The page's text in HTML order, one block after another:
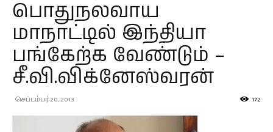
பொதுநலவாய
மாநாட்டில் இந்தியா
பங்கேற்க வேண்டும் –
சீ.வி.விக்னேஸ்வரன்
செப்டம்பர் 20, 2013 172